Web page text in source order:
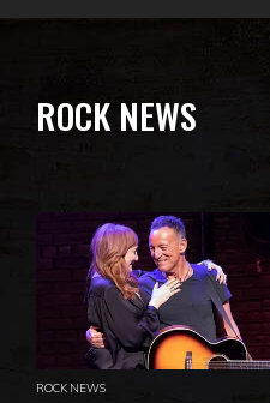
ROCK NEWS
ROCK NEWS